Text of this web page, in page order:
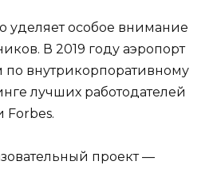
уделяет особое внимание
В 2019 году аэропорт
внутрикорпоративному
лучших работодателей
Forbes.
проект —